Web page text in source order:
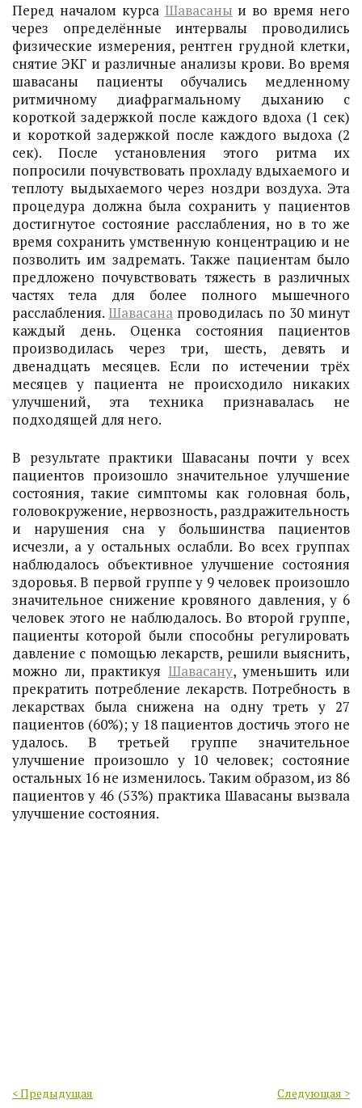
Перед началом курса Шавасаны и во время него
через определённые интервалы проводились
физические измерения, рентген грудной клетки,
снятие ЭКГ и различные анализы крови. Во время
шавасаны пациенты обучались медленному
ритмичному диафрагмальному дыханию с
короткой задержкой после каждого вдоха (1 сек)
и короткой задержкой после каждого выдоха (2
сек). После установления этого ритма их
попросили почувствовать прохладу вдыхаемого и
теплоту выдыхаемого через ноздри воздуха. Эта
процедура должна была сохранить у пациентов
достигнутое состояние расслабления, но в то же
время сохранить умственную концентрацию и не
позволить им задремать. Также пациентам было
предложено почувствовать тяжесть в различных
частях тела для более полного мышечного
расслабления. Шавасана проводилась по 30 минут
каждый день. Оценка состояния пациентов
производилась через три, шесть, девять и
двенадцать месяцев. Если по истечении трёх
месяцев у пациента не происходило никаких
улучшений, эта техника признавалась не
подходящей для него.
В результате практики Шавасаны почти у всех
пациентов произошло значительное улучшение
состояния, такие симптомы как головная боль,
головокружение, нервозность, раздражительность
и нарушения сна у большинства пациентов
исчезли, а у остальных ослабли. Во всех группах
наблюдалось объективное улучшение состояния
здоровья. В первой группе у 9 человек произошло
значительное снижение кровяного давления, у 6
человек этого не наблюдалось. Во второй группе,
пациенты которой были способны регулировать
давление с помощью лекарств, решили выяснить,
можно ли, практикуя Шавасану, уменьшить или
прекратить потребление лекарств. Потребность в
лекарствах была снижена на одну треть у 27
пациентов (60%); у 18 пациентов достичь этого не
удалось. В третьей группе значительное
улучшение произошло у 10 человек; состояние
остальных 16 не изменилось. Таким образом, из 86
пациентов у 46 (53%) практика Шавасаны вызвала
улучшение состояния.
< Предыдущая Следующая >